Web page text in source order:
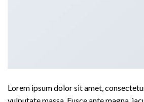
Lorem ipsum dolor sit amet,